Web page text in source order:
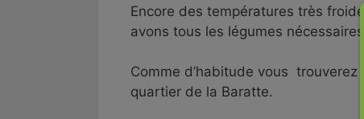
Encore des températures très
avons tous les légumes
Comme d’habitude vous
quartier de la Baratte.